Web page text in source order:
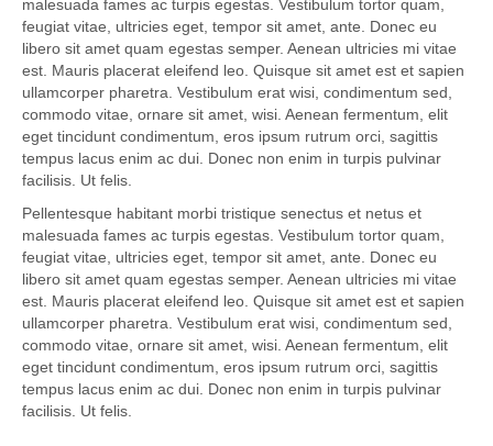
malesuada fames ac turpis egestas. Vestibulum tortor quam,
feugiat vitae, ultricies eget, tempor sit amet, ante. Donec eu
libero sit amet quam egestas semper. Aenean ultricies mi vitae
est. Mauris placerat eleifend leo. Quisque sit amet est et sapien
ullamcorper pharetra. Vestibulum erat wisi, condimentum sed,
commodo vitae, ornare sit amet, wisi. Aenean fermentum, elit
eget tincidunt condimentum, eros ipsum rutrum orci, sagittis
tempus lacus enim ac dui. Donec non enim in turpis pulvinar
facilisis. Ut felis.
Pellentesque habitant morbi tristique senectus et netus et
malesuada fames ac turpis egestas. Vestibulum tortor quam,
feugiat vitae, ultricies eget, tempor sit amet, ante. Donec eu
libero sit amet quam egestas semper. Aenean ultricies mi vitae
est. Mauris placerat eleifend leo. Quisque sit amet est et sapien
ullamcorper pharetra. Vestibulum erat wisi, condimentum sed,
commodo vitae, ornare sit amet, wisi. Aenean fermentum, elit
eget tincidunt condimentum, eros ipsum rutrum orci, sagittis
tempus lacus enim ac dui. Donec non enim in turpis pulvinar
facilisis. Ut felis.